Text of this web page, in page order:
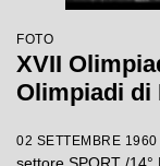
FOTO
XVII
Olimpiadi di
02 SETTEMBRE 1960